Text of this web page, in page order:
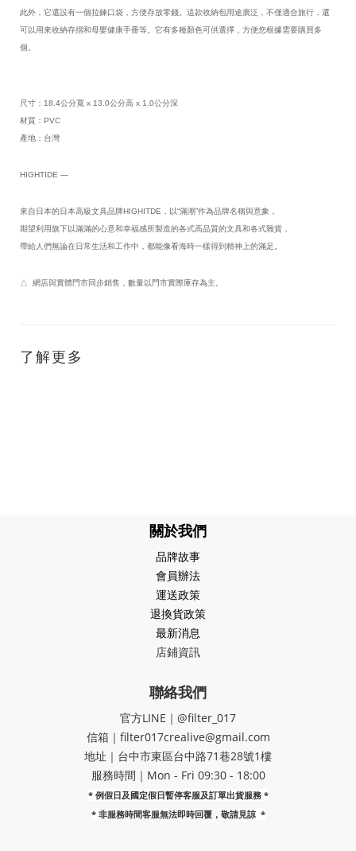
此外，它還設有一個拉鍊口袋，方便存放零錢。這款收納包用途廣泛，不僅適合旅行，還
可以用來收納存摺和母嬰健康手冊等。它有多種顏色可供選擇，方便您根據需要購買多
個。
尺寸：18.4公分寬 x 13.0公分高 x 1.0公分深
材質：PVC
產地：台灣
HIGHTIDE —
來自日本的日本高級文具品牌HIGHITDE，以“滿潮”作為品牌名稱與意象，
期望利用旗下以滿滿的心意和幸福感所製造的各式高品質的文具和各式雜貨，
帶給人們無論在日常生活和工作中，都能像看海時一樣得到精神上的滿足。
△ 網店與實體門市同步銷售，數量以門市實際庫存為主。
了解更多
關於我們
品牌故事
會員辦法
運送政策
退換貨政策
最新消息
店鋪資訊
聯絡我們
官方LINE｜@filter_017
信箱｜filter017crealive@gmail.com
地址｜​台中市東區台中路71巷28號1樓
服務時間｜Mon - Fri 09:30 - 18:00
* 例假日及國定假日暫停客服及訂單出貨服務 *
* 非服務時間客服無法即時回覆，敬請見諒 *